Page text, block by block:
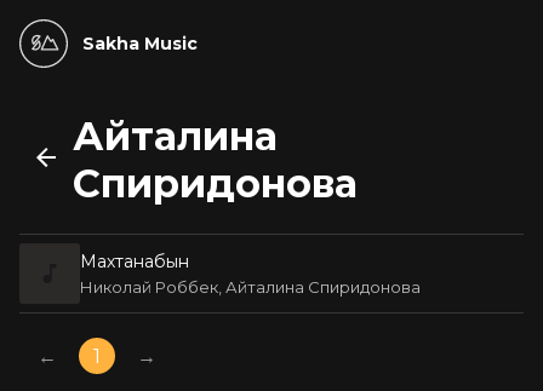
Sakha Music
Айталина
Спиридонова
Махтанабын
Николай Роббек, Айталина Спиридонова
← 1 →